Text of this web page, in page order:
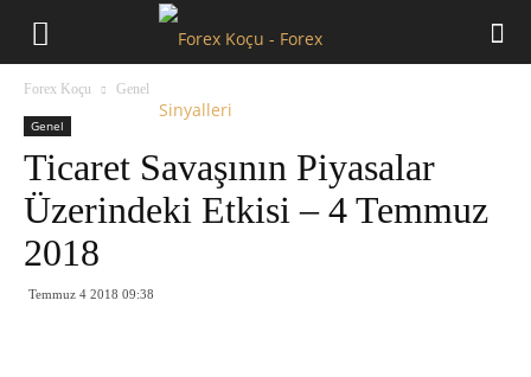
Forex Koçu Genel
Genel
Ticaret Savaşının Piyasalar
Üzerindeki Etkisi – 4 Temmuz
2018
Temmuz 4 2018 09:38